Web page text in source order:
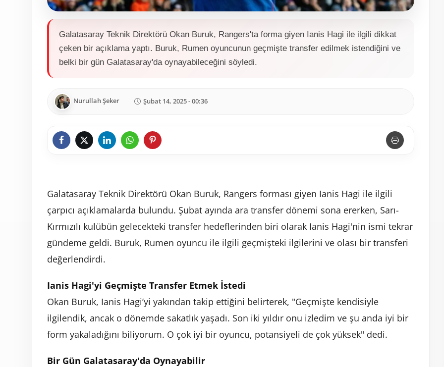
Galatasaray Teknik Direktörü Okan Buruk, Rangers'ta forma giyen Ianis Hagi ile ilgili dikkat
çeken bir açıklama yaptı. Buruk, Rumen oyuncunun geçmişte transfer edilmek istendiğini ve
belki bir gün Galatasaray'da oynayabileceğini söyledi.
Nurullah Şeker Şubat 14, 2025 - 00:36
Galatasaray Teknik Direktörü Okan Buruk, Rangers forması giyen Ianis Hagi ile ilgili
çarpıcı açıklamalarda bulundu. Şubat ayında ara transfer dönemi sona ererken, Sarı-
Kırmızılı kulübün gelecekteki transfer hedeflerinden biri olarak Ianis Hagi'nin ismi tekrar
gündeme geldi. Buruk, Rumen oyuncu ile ilgili geçmişteki ilgilerini ve olası bir transferi
değerlendirdi.
Ianis Hagi'yi Geçmişte Transfer Etmek İstedi
Okan Buruk, Ianis Hagi’yi yakından takip ettiğini belirterek, "Geçmişte kendisiyle
ilgilendik, ancak o dönemde sakatlık yaşadı. Son iki yıldır onu izledim ve şu anda iyi bir
form yakaladığını biliyorum. O çok iyi bir oyuncu, potansiyeli de çok yüksek" dedi.
Bir Gün Galatasaray'da Oynayabilir